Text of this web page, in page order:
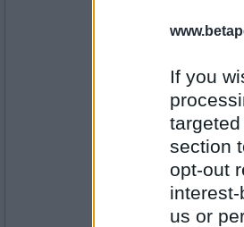
If you
section
opt-out
us or
Antal inlägg: 765
Rombis- Ej medlem
Ptyalin